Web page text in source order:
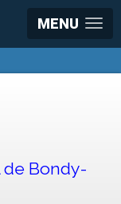
MENU
Bondy-